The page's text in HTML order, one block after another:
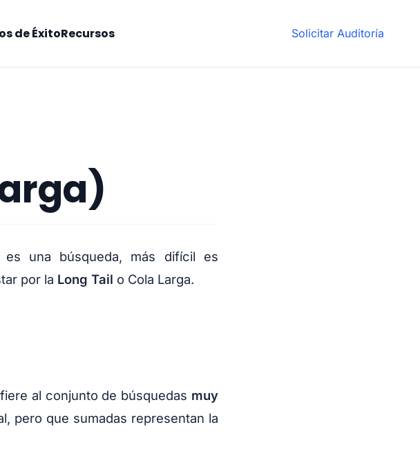
de ÉxitoRecursos Solicitar Auditoría
una búsqueda, más difícil es
por la Long Tail o Cola Larga.
al conjunto de búsquedas muy
pero que sumadas representan la